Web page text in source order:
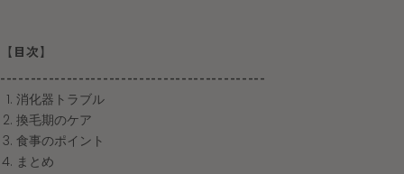
【目次】
--------------------------------------------
消化器トラブル
換毛期のケア
食事のポイント
まとめ